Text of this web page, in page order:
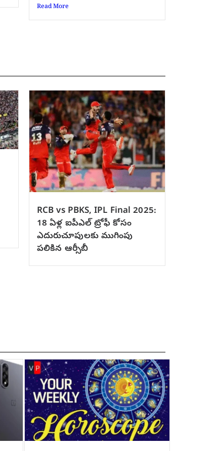
Read More
RCB vs PBKS, IPL Final 2025:
18 ఏళ్ల ఐపీఎల్ ట్రోఫీ కోసం
ఎదురుచూపులకు ముగింపు
పలికిన ఆర్సీబీ